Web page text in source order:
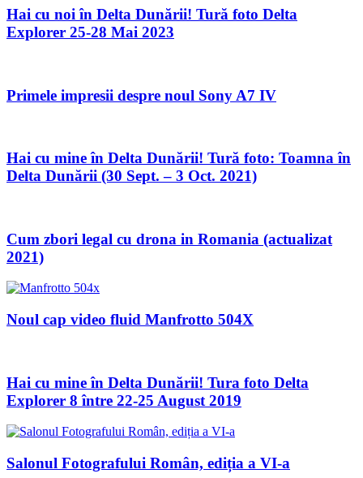
Hai cu noi în Delta Dunării! Tură foto Delta
Explorer 25-28 Mai 2023
Primele impresii despre noul Sony A7 IV
Hai cu mine în Delta Dunării! Tură foto: Toamna în
Delta Dunării (30 Sept. – 3 Oct. 2021)
Cum zbori legal cu drona in Romania (actualizat
2021)
Noul cap video fluid Manfrotto 504X
Hai cu mine în Delta Dunării! Tura foto Delta
Explorer 8 între 22-25 August 2019
Salonul Fotografului Român, ediția a VI-a